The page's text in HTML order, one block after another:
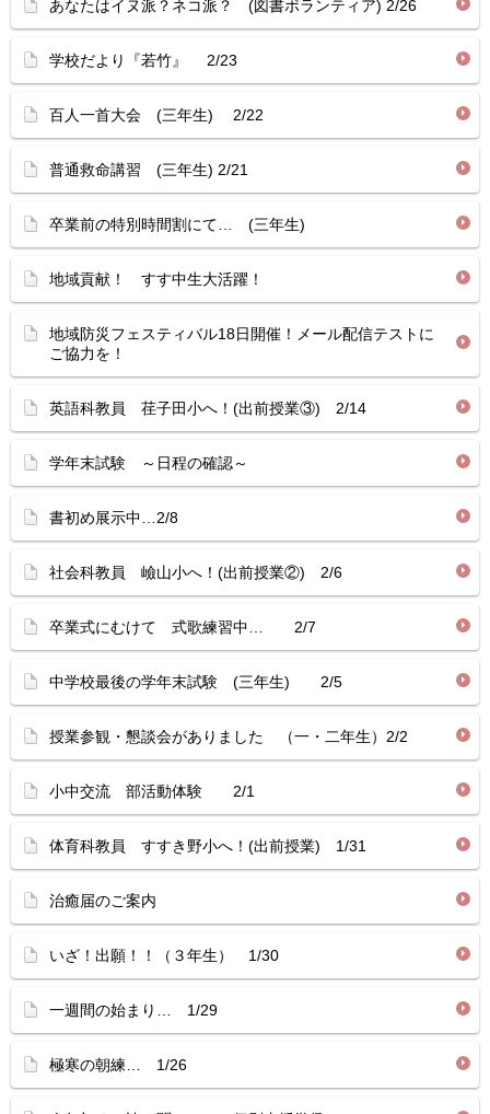
あなたはイヌ派？ネコ派？ (図書ボランティア) 2/26
学校だより『若竹』 2/23
百人一首大会 (三年生) 2/22
普通救命講習 (三年生) 2/21
卒業前の特別時間割にて… (三年生)
地域貢献！ すす中生大活躍！
地域防災フェスティバル18日開催！メール配信テストに
ご協力を！
英語科教員 荏子田小へ！(出前授業③) 2/14
学年末試験 ～日程の確認～
書初め展示中…2/8
社会科教員 嶮山小へ！(出前授業②) 2/6
卒業式にむけて 式歌練習中… 2/7
中学校最後の学年末試験 (三年生) 2/5
授業参観・懇談会がありました （一・二年生）2/2
小中交流 部活動体験 2/1
体育科教員 すすき野小へ！(出前授業) 1/31
治癒届のご案内
いざ！出願！！（３年生） 1/30
一週間の始まり… 1/29
極寒の朝練… 1/26